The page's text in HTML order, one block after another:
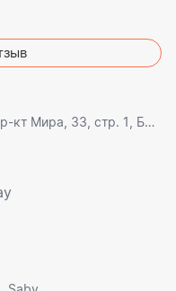
г. Москва, м. Проспект Мира, пр-кт Мира, 33, стр. 1, БЦ Олимпик плаза